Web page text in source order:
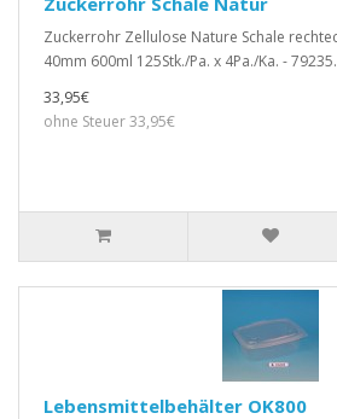
Zuckerrohr Zellulose Nature Schale
40mm 600ml 125Stk./Pa. x 4Pa./Ka. -
33,95€
ohne Steuer 33,95€
Lebensmittelbehälter OK800